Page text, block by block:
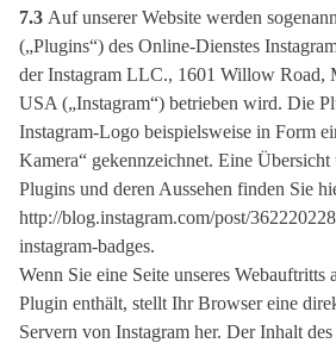
7.3 Auf unserer Website werden
(„Plugins“) des Online-Dienstes
der Instagram LLC., 1601 Willow Road,
USA („Instagram“) betrieben wird. Die
Instagram-Logo beispielsweise in Form
Kamera“ gekennzeichnet. Eine Übersicht
Plugins und deren Aussehen finden Sie
http://blog.instagram.com/post/
instagram-badges.
Wenn Sie eine Seite unseres Webauftritts
Plugin enthält, stellt Ihr Browser eine
Servern von Instagram her. Der Inhalt